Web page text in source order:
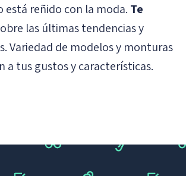
está reñido con la moda. Te
las últimas tendencias y
Variedad de modelos y monturas
a tus gustos y características.